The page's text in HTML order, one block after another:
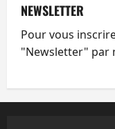
NEWSLETTER
Pour vous
"Newsletter" par